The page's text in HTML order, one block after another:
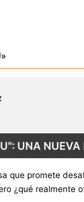
UNA
que promete
¿qué realmente